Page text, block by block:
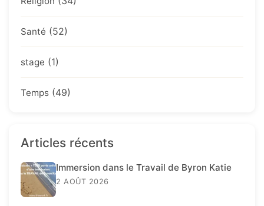
Santé (52)
stage (1)
Temps (49)
Articles récents
Immersion dans le Travail de Byron Katie
2 AOÛT 2026